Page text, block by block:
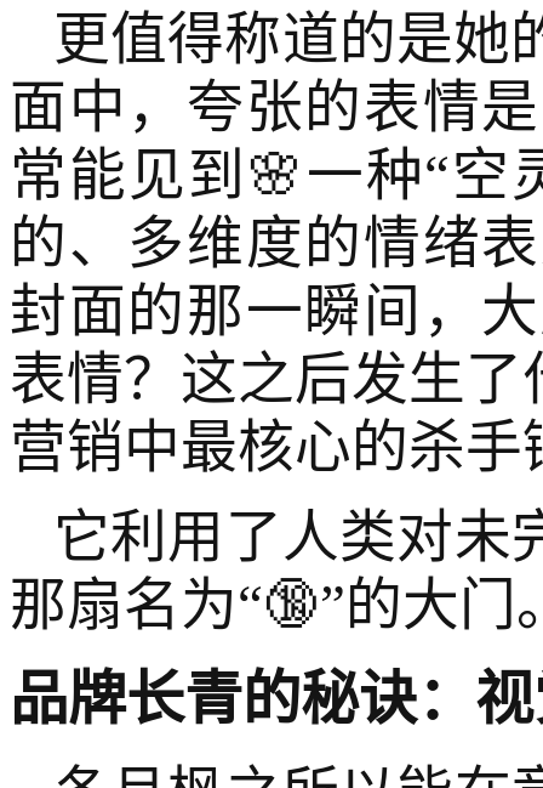
更值得称道的是她
面中，夸张的表情
常能见到🌸一种“空
的、多维度的情绪
封面的那一瞬间，
表情？这之后发生
营销中最核心的杀手
它利用了人类对未
那扇名为“🔞”的大门
品牌长青的秘诀：